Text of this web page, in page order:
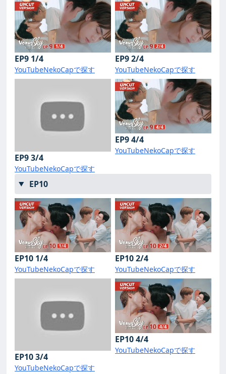
EP9 1/4
YouTubeNekoCapで探す
EP9 2/4
YouTubeNekoCapで探す
EP9 3/4
YouTubeNekoCapで探す
EP9 4/4
YouTubeNekoCapで探す
EP10
EP10 1/4
YouTubeNekoCapで探す
EP10 2/4
YouTubeNekoCapで探す
EP10 3/4
YouTubeNekoCapで探す
EP10 4/4
YouTubeNekoCapで探す